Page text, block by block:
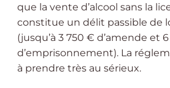
que la vente d’alcool sans la
constitue un délit passible de
(jusqu’à 3 750 € d’amende et
d’emprisonnement). La
à prendre très au sérieux.